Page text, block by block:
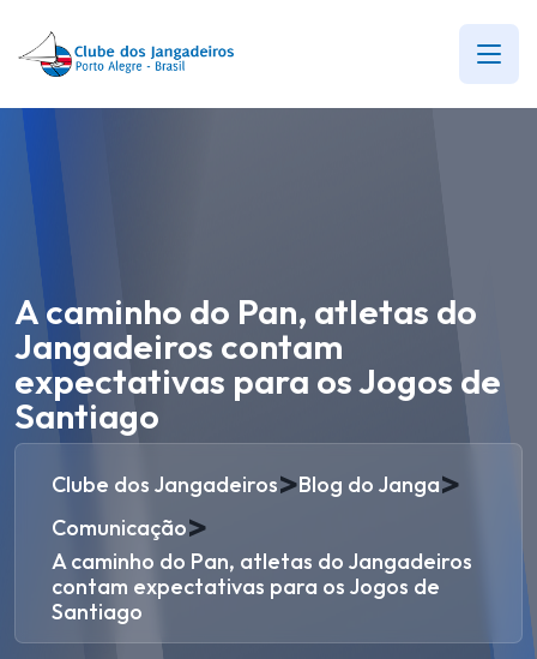
A caminho do Pan, atletas do
Jangadeiros contam
expectativas para os Jogos de
Santiago
Clube dos Jangadeiros>Blog do Janga>
Comunicação>
A caminho do Pan, atletas do Jangadeiros
contam expectativas para os Jogos de
Santiago